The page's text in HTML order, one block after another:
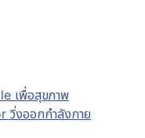
เพื่อสุขภาพ
วิ่งออกกำลังกาย